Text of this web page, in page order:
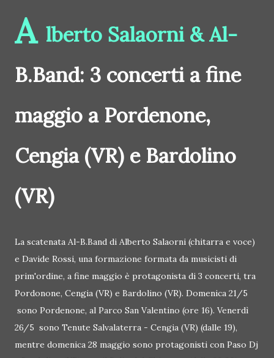
A lberto Salaorni & Al-
B.Band: 3 concerti a fine
maggio a Pordenone,
Cengia (VR) e Bardolino
(VR)
La scatenata Al-B.Band di Alberto Salaorni (chitarra e voce)
e Davide Rossi, una formazione formata da musicisti di
prim'ordine, a fine maggio è protagonista di 3 concerti, tra
Pordonone, Cengia (VR) e Bardolino (VR). Domenica 21/5
sono Pordenone, al Parco San Valentino (ore 16). Venerdì
26/5 sono Tenute Salvalaterra - Cengia (VR) (dalle 19),
mentre domenica 28 maggio sono protagonisti con Paso Dj